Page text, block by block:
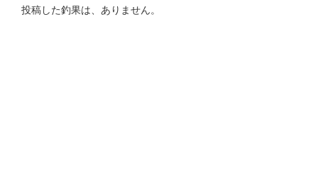
投稿した釣果は、ありません。